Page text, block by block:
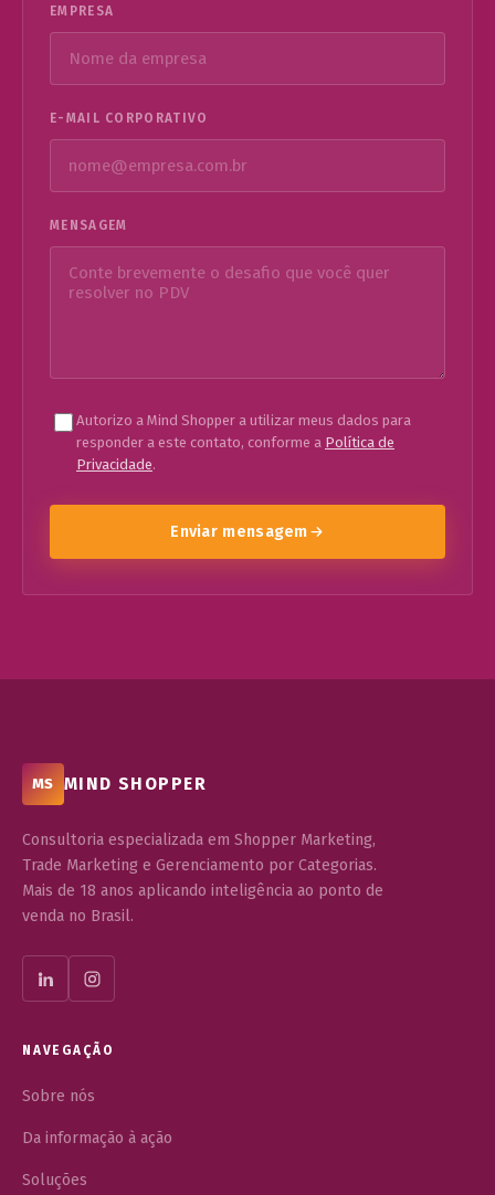
EMPRESA
E-MAIL CORPORATIVO
MENSAGEM
Autorizo a Mind Shopper a utilizar meus dados para
responder a este contato, conforme a Política de
Privacidade.
Enviar mensagem
MS MIND SHOPPER
Consultoria especializada em Shopper Marketing,
Trade Marketing e Gerenciamento por Categorias.
Mais de 18 anos aplicando inteligência ao ponto de
venda no Brasil.
NAVEGAÇÃO
Sobre nós
Da informação à ação
Soluções